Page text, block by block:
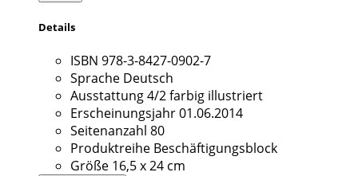
Details
ISBN 978-3-8427-0902-7
Sprache Deutsch
Ausstattung4/2 farbig illustriert
Erscheinungsjahr01.06.2014
Seitenanzahl 80
Produktreihe Beschäftigungsblock
Größe 16,5 x 24 cm